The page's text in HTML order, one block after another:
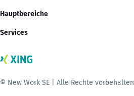
Hauptbereiche
Services
© New Work SE | Alle Rechte vorbehalten